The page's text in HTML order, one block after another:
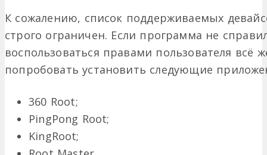
К сожалению, список поддерживаемых
строго ограничен. Если программа не
воспользоваться правами пользователя всё
попробовать установить следующие
360 Root;
PingPong Root;
KingRoot;